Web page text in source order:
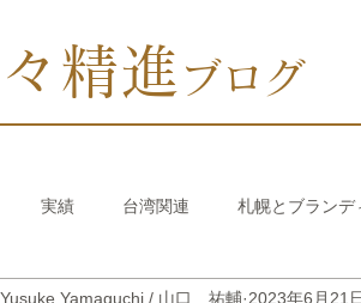
精進 ブログ
実績 台湾関連 札幌とブランデ
Yusuke Yamaguchi / 山口 祐輔 2023年6月21